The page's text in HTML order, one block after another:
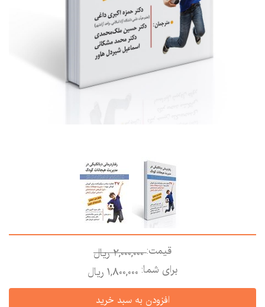
قیمت:2,000,000 ريال
برای شما:1,800,000 ريال